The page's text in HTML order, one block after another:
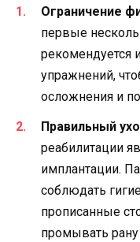
Ограничение
первые
рекомендуется
упражнений,
осложнения и
Правильный
реабилитации
имплантации.
соблюдать
прописанные
промывать